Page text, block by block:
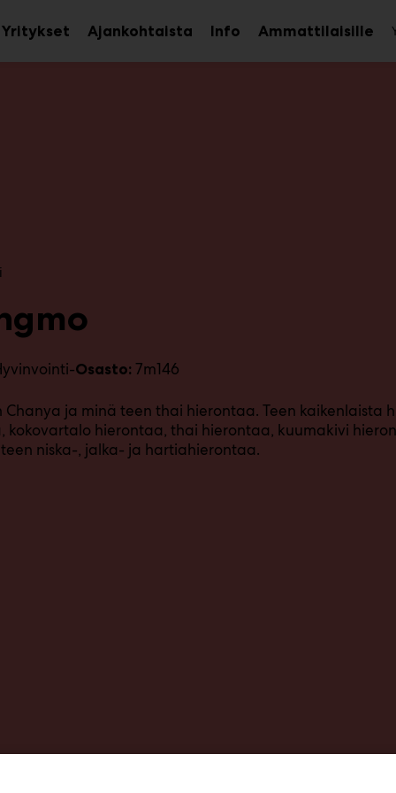
Yritykset Ajankohtaista InfoAvaa
alavalikko
Ammattilaisille
Osasto: 7m146
Chanya ja minä teen thai hierontaa. Teen kaikenlaista
kokovartalo hierontaa, thai hierontaa, kuumakivi
niska-, jalka- ja hartiahierontaa.